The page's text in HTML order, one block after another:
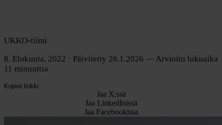
UKKO-tiimi
8. Elokuuta, 2022 · Päivitetty 26.1.2026 — Arvioitu lukuaika
11 minuuttia
Kopioi linkki
Jaa X:ssä
Jaa LinkedInissä
Jaa Facebookissa